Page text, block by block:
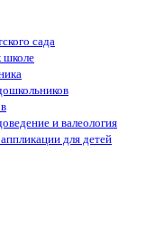
сада
школе
и валеология
для детей